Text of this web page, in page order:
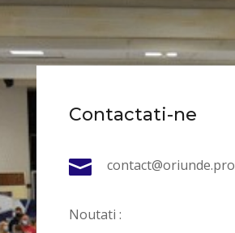
Contactati-ne
 contact@oriunde.pro
Noutati :